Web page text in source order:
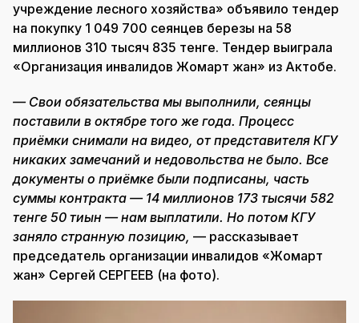
учреждение лесного хозяйства» объявило тендер
на покупку 1 049 700 сеянцев березы на 58
миллионов 310 тысяч 835 тенге. Тендер выиграла
«Организация инвалидов Жомарт жан» из Актобе.
— Свои обязательства мы выполнили, сеянцы
поставили в октябре того же года. Процесс
приёмки снимали на видео, от представителя КГУ
никаких замечаний и недовольства не было. Все
документы о приёмке были подписаны, часть
суммы контракта — 14 миллионов 173 тысячи 582
тенге 50 тиын — нам выплатили. Но потом КГУ
заняло странную позицию, — рассказывает
председатель организации инвалидов «Жомарт
жан» Сергей СЕРГЕЕВ (на фото).